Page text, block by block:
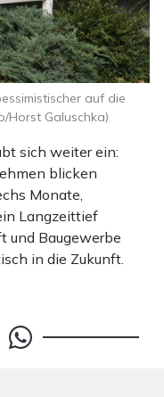
sich weiter ein:
blicken
Monate,
Langzeittief
und Baugewerbe
in die Zukunft.
auf die
Horst Galuschka)